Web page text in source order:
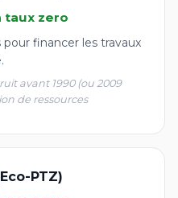
taux zero
financer les travaux
avant 1990 (ou 2009
de ressources
PTZ)